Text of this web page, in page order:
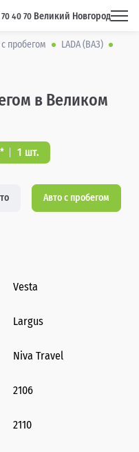
70 40 70 Великий Новгород
пробегом
LADA (ВАЗ)
в Великом
1 шт.
Авто с пробегом
Vesta
Largus
Niva Travel
2106
2110